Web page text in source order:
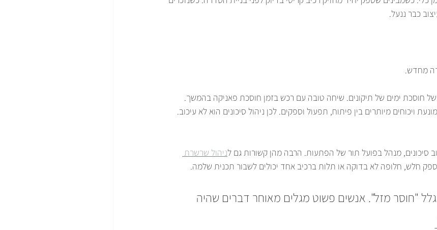
כבר ננעל.
מחדש.
חוסכת ימים של תיקונים. שיחה טובה עם רכש בזמן חוסכת פאניקה בהמשך.
ויכוחים מיותרים בין פיתוח, תפעול וספקים. לכן ניהול סיכונים הוא לא עיכוב.
סיכונים, מנהל בפועל תור של הפתעות. הרבה מהן קשורות גם לניהול שרשרת
ספק חלש, חלופה לא בדוקה או תלות ברכיב אחד יכולים לשבור תכנית שלמה.
"חוסר מזל". אנשים פשוט מגלים מאוחר דברים שהיה